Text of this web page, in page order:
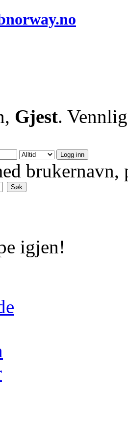
Gjest.
brukernavn,
igjen!